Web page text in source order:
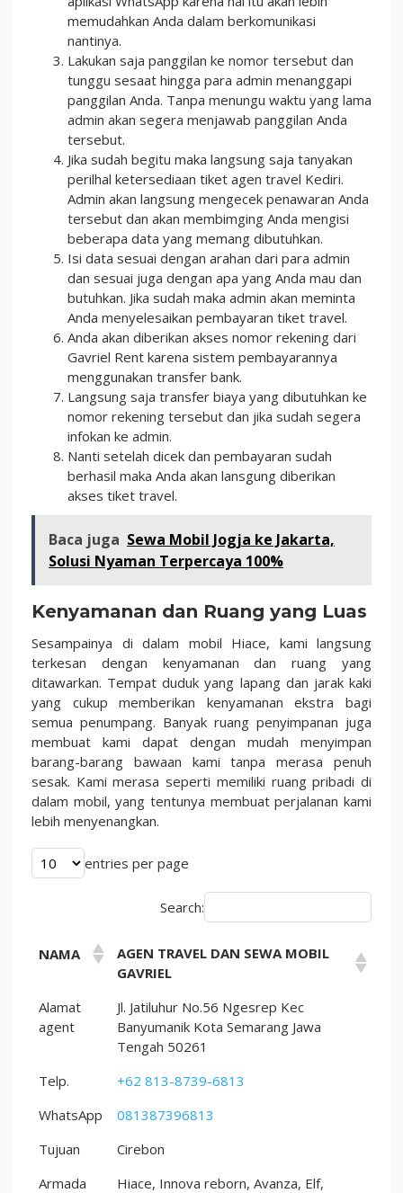
memudahkan Anda dalam berkomunikasi
nantinya.
Lakukan saja panggilan ke nomor tersebut dan
tunggu sesaat hingga para admin menanggapi
panggilan Anda. Tanpa menungu waktu yang lama
admin akan segera menjawab panggilan Anda
tersebut.
Jika sudah begitu maka langsung saja tanyakan
perilhal ketersediaan tiket agen travel Kediri.
Admin akan langsung mengecek penawaran Anda
tersebut dan akan membimging Anda mengisi
beberapa data yang memang dibutuhkan.
Isi data sesuai dengan arahan dari para admin
dan sesuai juga dengan apa yang Anda mau dan
butuhkan. Jika sudah maka admin akan meminta
Anda menyelesaikan pembayaran tiket travel.
Anda akan diberikan akses nomor rekening dari
Gavriel Rent karena sistem pembayarannya
menggunakan transfer bank.
Langsung saja transfer biaya yang dibutuhkan ke
nomor rekening tersebut dan jika sudah segera
infokan ke admin.
Nanti setelah dicek dan pembayaran sudah
berhasil maka Anda akan lansgung diberikan
akses tiket travel.
Baca juga Sewa Mobil Jogja ke Jakarta,
Solusi Nyaman Terpercaya 100%
Kenyamanan dan Ruang yang Luas
Sesampainya di dalam mobil Hiace, kami langsung
terkesan dengan kenyamanan dan ruang yang
ditawarkan. Tempat duduk yang lapang dan jarak kaki
yang cukup memberikan kenyamanan ekstra bagi
semua penumpang. Banyak ruang penyimpanan juga
membuat kami dapat dengan mudah menyimpan
barang-barang bawaan kami tanpa merasa penuh
sesak. Kami merasa seperti memiliki ruang pribadi di
dalam mobil, yang tentunya membuat perjalanan kami
lebih menyenangkan.
entries per page
Search:
NAMA
AGEN TRAVEL DAN SEWA MOBIL
GAVRIEL
Alamat
agent
Jl. Jatiluhur No.56 Ngesrep Kec
Banyumanik Kota Semarang Jawa
Tengah 50261
Telp.
+62 813-8739-6813
WhatsApp
081387396813
Tujuan
Cirebon
Armada
Hiace, Innova reborn, Avanza, Elf,